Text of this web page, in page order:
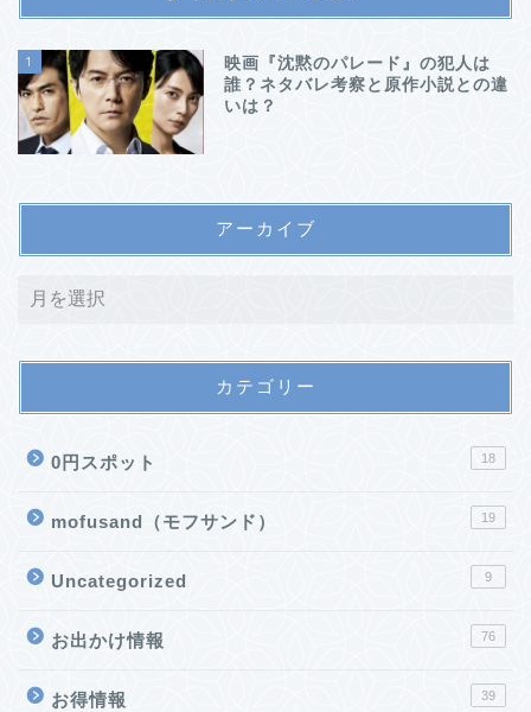
1
映画『沈黙のパレード』の犯人は
誰？ネタバレ考察と原作小説との違
いは？
アーカイブ
カテゴリー
0円スポット 18
mofusand（モフサンド） 19
Uncategorized 9
お出かけ情報 76
お得情報 39